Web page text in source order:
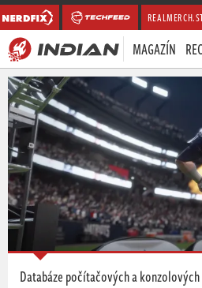
MAGAZÍN
Databáze počítačových a